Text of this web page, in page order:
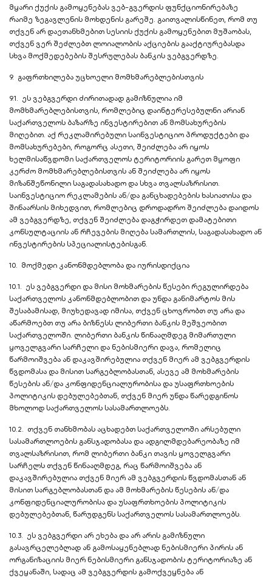
მყარი ქუქის გამოყენებას ვებ-გვერდის ფუნქციონირებაზე
რაიმე ზეგავლენის მოხდენის გარეშე. გაითვალისწინეთ, რომ თუ
თქვენ არ დაეთანხმებით სესიის ქუქის გამოყენებით მუშაობას,
თქვენ ვერ შეძლებთ ლოიალობის აქციების გააქტიურებასდა
სხვა მოქმედებების შესრულებას ბანკის ვებგვერდზე.
9. გაფრთხილება უცხოელი მომხმარებლებისთვის
9.1. ეს ვებგვერდი ძირითადად გამიზნულია იმ
მომხმარებლებისთვის, რომლებიც დაინტერესებულნი არიან
საქართველოს ბაზარზე ინვესტირებით ან მომსახურების
მიღებით. აქ რეკლამირებული საინვესტიციო პროდუქტები და
მომსახურებები, როგორც ასეთი, შეიძლება არ იყოს
ხელმისაწვდომი საქართველოს ტერიტორიის გარეთ მყოფი
კერძო მომხმარებლებისთვის ან შეიძლება არ იყოს
მიზანშეწონილი საგადასახადო და სხვა თვალსაზრისით.
საინვესტიციო რეკლამების ან/და განცხადებების ხასიათისა და
შინაარსის მიხედვით, რომლებიც დროდადრო შეიძლება დაიდოს
ამ ვებგვერდზე, თქვენ შეიძლება დაგჭირდეთ დამატებითი
კონსულტაციის ან რჩევების მიღება სამართლის, საგადასახადო ან
ინვესტირების სპეციალისტებისგან.
10. მოქმედი კანონმდებლობა და იურისდიქცია
10.1. ეს ვებგვერდი და მისი მოხმარების წესები რეგულირდება
საქართველოს კანონმდებლობით და უნდა განიმარტოს მის
შესაბამისად, მიუხედავად იმისა, თქვენ ცხოვრობთ თუ არა და
აწარმოებთ თუ არა ბიზნესს ლიბერთი ბანკის მეშვეობით
საქართველოში. ლიბერთი ბანკის წინააღმდეგ მიმართული
ყოველგვარი სარჩელი და ნებისმიერი დავა, რომელიც
წარმოიშვება ან დაკავშირებულია თქვენ მიერ ამ ვებგვერდის
წვდომასა და მისით სარგებლობასთან, ასევე ამ მოხმარების
წესების ან/და კონფიდენციალურობისა და უსაფრთხოების
პოლიტიკის დებულებებთან, თქვენ მიერ უნდა წარედგინოს
მხოლოდ საქართველოს სასამართლოებს.
10.2. თქვენ თანხმობას აცხადებთ საქართველოში არსებული
სასამართლოების განსჯადობასა და ადგილმდებარეობაზე იმ
თვალსაზრისით, რომ ლიბერთი ბანკი თავის ყოველგვარი
სარჩელს თქვენ წინააღმდეგ, რაც წარმოიშვება ან
დაკავშირებულია თქვენ მიერ ამ ვებგვერდის წვდომასთან ან
მისით სარგებლობასთან და ამ მოხმარების წესების ან/და
კონფიდენციალურობისა და უსაფრთხოების პოლიტიკის
დებულებებთან, წარუდგენს საქართველოს სასამართლოებს.
10.3. ეს ვებგვერდი არ ეხება და არ არის გამიზნული
გასავრცელებლად ან გამოსაყენებლად ნებისმიერი პირის ან
ორგანიზაციის მიერ ნებისმიერი განსჯადობის ტერიტორიაზე ან
ქვეყანაში, სადაც ამ ვებგვერდის გამოქვეყნება ან